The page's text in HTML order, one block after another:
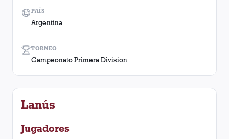
TORNEO
Campeonato Primera Division
PAÍS
Argentina
Lanús
Jugadores